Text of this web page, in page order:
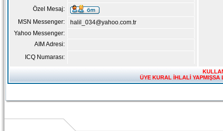
Özel Mesaj:
MSN Messenger:
halil_034@yahoo.com.tr
Yahoo Messenger:
AIM Adresi:
ICQ Numarası:
ÜYE KURAL İHLALİ YAPMIŞSA